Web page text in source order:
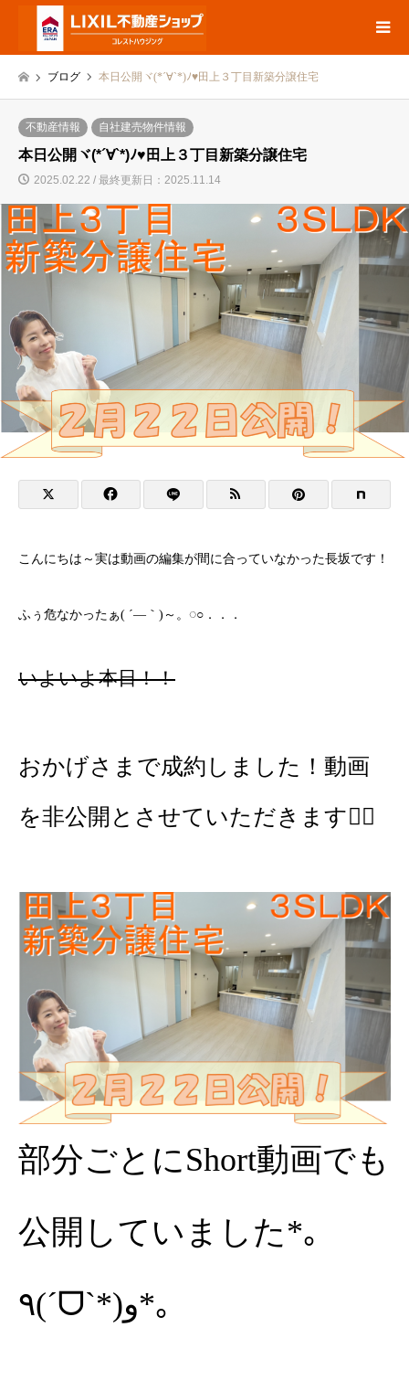
ブログ 本日公開ヾ(*´∀`*)ﾉ♥田上３丁目新築分譲住宅
不動産情報 自社建売物件情報
本日公開ヾ(*´∀`*)ﾉ♥田上３丁目新築分譲住宅
2025.02.22 / 最終更新日：2025.11.14
こんにちは～実は動画の編集が間に合っていなかった長坂です！
ふぅ危なかったぁ( ´―｀)～。◌○．．．
いよいよ本日！！
おかげさまで成約しました！動画
を非公開とさせていただきます🙇‍♀️
部分ごとにShort動画でも
公開していました*｡
٩(ˊᗜˋ*)و*｡